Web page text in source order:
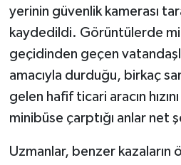
yerinin güvenlik kamerası
kaydedildi. Görüntülerde
geçidinden geçen
amacıyla durduğu, birkaç
gelen hafif ticari aracın
minibüse çarptığı anlar net
Uzmanlar, benzer kazaların